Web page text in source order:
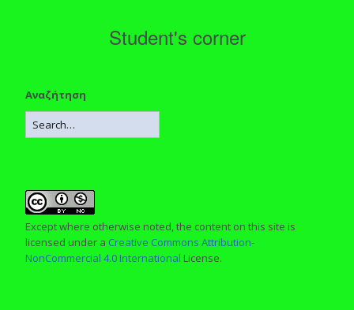
Student's corner
Αναζήτηση
Except where otherwise noted, the content on this site is
licensed under a Creative Commons Attribution-
NonCommercial 4.0 International License.